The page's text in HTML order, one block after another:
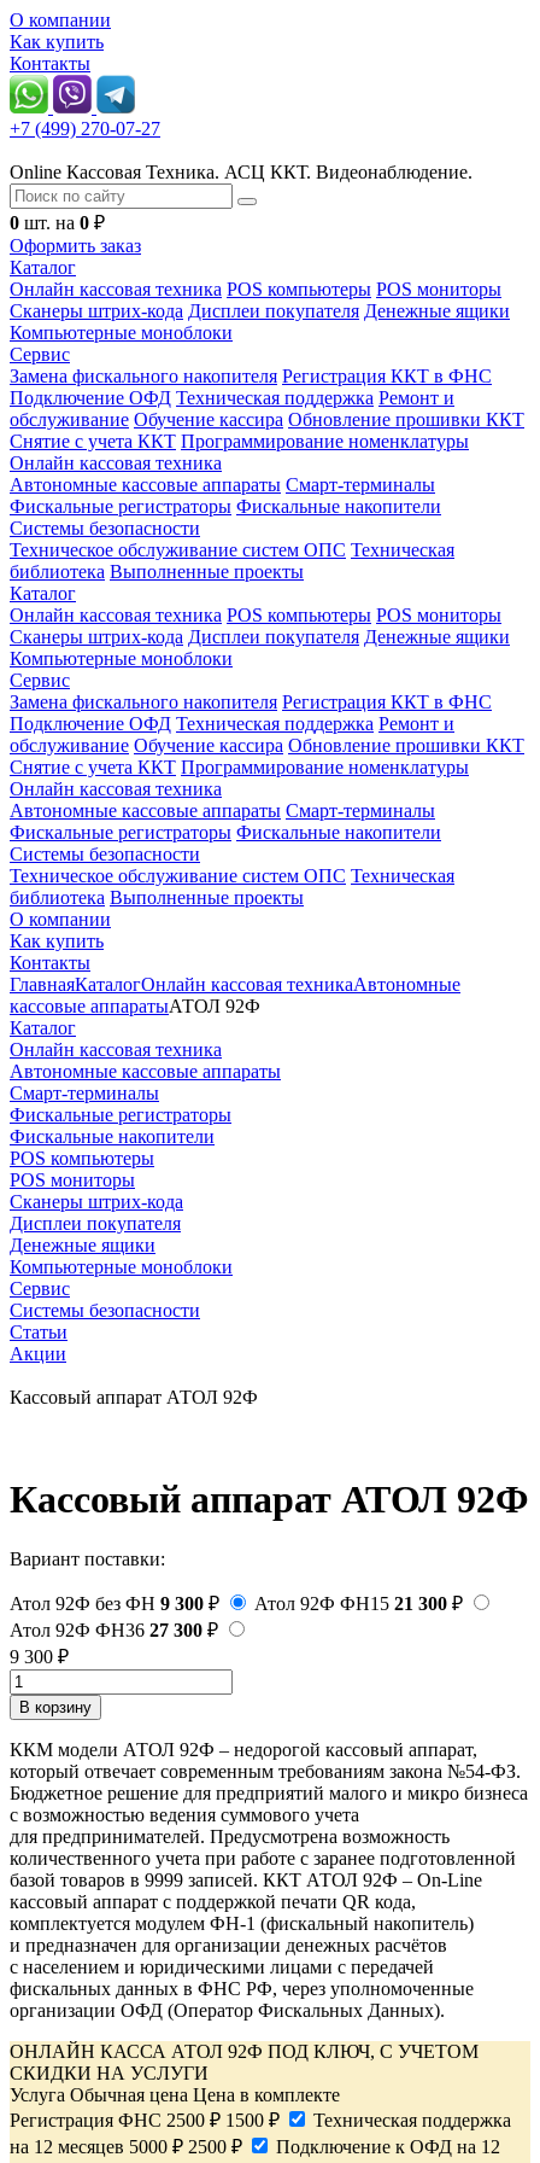
О компании
Как купить
Контакты
+7 (499) 270-07-27
Online Кассовая Техника. АСЦ ККТ. Видеонаблюдение.
0 шт. на 0 ₽
Оформить заказ
Каталог
Онлайн кассовая техника POS компьютеры POS мониторы
Сканеры штрих-кода Дисплеи покупателя Денежные ящики
Компьютерные моноблоки
Сервис
Замена фискального накопителя Регистрация ККТ в ФНС
Подключение ОФД Техническая поддержка Ремонт и
обслуживание Обучение кассира Обновление прошивки ККТ
Снятие с учета ККТ Программирование номенклатуры
Онлайн кассовая техника
Автономные кассовые аппараты Смарт-терминалы
Фискальные регистраторы Фискальные накопители
Системы безопасности
Техническое обслуживание систем ОПС Техническая
библиотека Выполненные проекты
Каталог
Онлайн кассовая техника POS компьютеры POS мониторы
Сканеры штрих-кода Дисплеи покупателя Денежные ящики
Компьютерные моноблоки
Сервис
Замена фискального накопителя Регистрация ККТ в ФНС
Подключение ОФД Техническая поддержка Ремонт и
обслуживание Обучение кассира Обновление прошивки ККТ
Снятие с учета ККТ Программирование номенклатуры
Онлайн кассовая техника
Автономные кассовые аппараты Смарт-терминалы
Фискальные регистраторы Фискальные накопители
Системы безопасности
Техническое обслуживание систем ОПС Техническая
библиотека Выполненные проекты
О компании
Как купить
Контакты
ГлавнаяКаталогОнлайн кассовая техникаАвтономные
кассовые аппаратыАТОЛ 92Ф
Каталог
Онлайн кассовая техника
Автономные кассовые аппараты
Смарт-терминалы
Фискальные регистраторы
Фискальные накопители
POS компьютеры
POS мониторы
Сканеры штрих-кода
Дисплеи покупателя
Денежные ящики
Компьютерные моноблоки
Сервис
Системы безопасности
Статьи
Акции
Кассовый аппарат АТОЛ 92Ф
Кассовый аппарат АТОЛ 92Ф
Вариант поставки:
Атол 92Ф без ФН 9 300 ₽ Атол 92Ф ФН15 21 300 ₽
Атол 92Ф ФН36 27 300 ₽
9 300 ₽
В корзину
ККМ модели АТОЛ 92Ф – недорогой кассовый аппарат,
который отвечает современным требованиям закона №54-ФЗ.
Бюджетное решение для предприятий малого и микро бизнеса
с возможностью ведения суммового учета
для предпринимателей. Предусмотрена возможность
количественного учета при работе с заранее подготовленной
базой товаров в 9999 записей. ККТ АТОЛ 92Ф – On-Line
кассовый аппарат с поддержкой печати QR кода,
комплектуется модулем ФН-1 (фискальный накопитель)
и предназначен для организации денежных расчётов
с населением и юридическими лицами с передачей
фискальных данных в ФНС РФ, через уполномоченные
организации ОФД (Оператор Фискальных Данных).
ОНЛАЙН КАССА АТОЛ 92Ф ПОД КЛЮЧ, С УЧЕТОМ
СКИДКИ НА УСЛУГИ
Услуга Обычная цена Цена в комплекте
Регистрация ФНС 2500 ₽ 1500 ₽
Техническая поддержка
на 12 месяцев 5000 ₽ 2500 ₽
Подключение к ОФД на 12